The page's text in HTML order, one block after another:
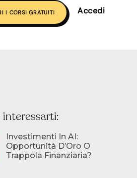
I CORSI GRATUITI Accedi
Investimenti In AI:
Opportunità D’Oro O
Trappola Finanziaria?